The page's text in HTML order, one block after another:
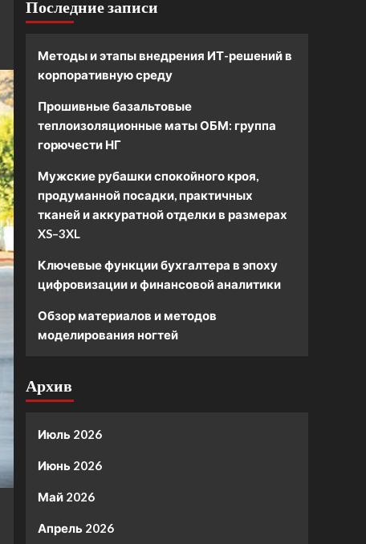
Последние записи
Методы и этапы внедрения ИТ-решений в
корпоративную среду
Прошивные базальтовые
теплоизоляционные маты ОБМ: группа
горючести НГ
Мужские рубашки спокойного кроя,
продуманной посадки, практичных
тканей и аккуратной отделки в размерах
XS–3XL
Ключевые функции бухгалтера в эпоху
цифровизации и финансовой аналитики
Обзор материалов и методов
моделирования ногтей
Архив
Июль 2026
Июнь 2026
Май 2026
Апрель 2026